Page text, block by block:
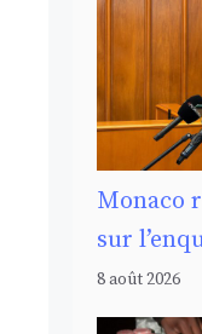
Monaco
sur
8 août 2026